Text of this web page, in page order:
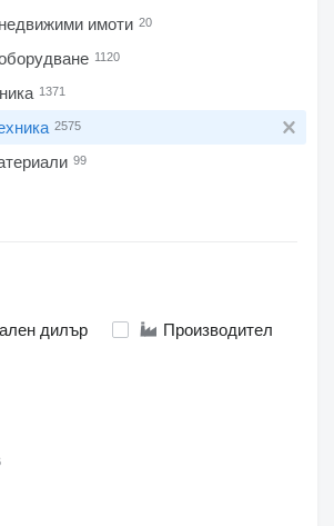
имоти 20
1120
1371
2575
99
дилър Производител